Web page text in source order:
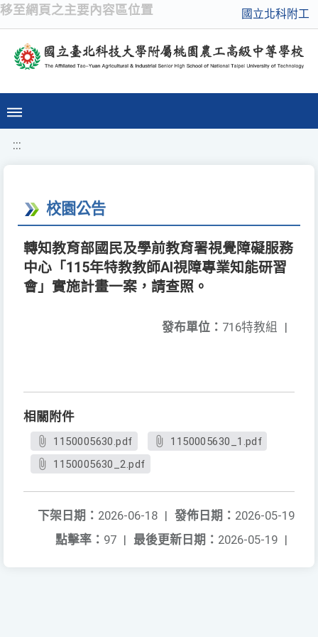
移至網頁之主要內容區位置 國立北科附工
:::
校園公告
轉知教育部國民及學前教育署視覺障礙服務
中心「115年特教教師AI視障專業知能研習
會」實施計畫一案，請查照。
發布單位： 716特教組 |
相關附件
1150005630.pdf
1150005630_1.pdf
1150005630_2.pdf
發佈日期： 2026-05-19
下架日期： 2026-06-18 |
最後更新日期： 2026-05-19 |
點擊率： 97 |